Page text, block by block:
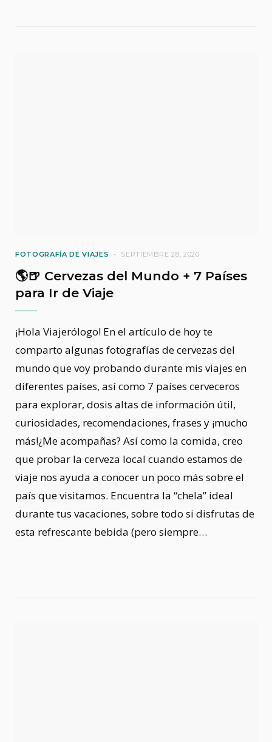
FOTOGRAFÍA DE VIAJES SEPTIEMBRE 28, 2020
🌎🍺 Cervezas del Mundo + 7 Países
para Ir de Viaje
¡Hola Viajerólogo! En el artículo de hoy te
comparto algunas fotografías de cervezas del
mundo que voy probando durante mis viajes en
diferentes países, así como 7 países cerveceros
para explorar, dosis altas de información útil,
curiosidades, recomendaciones, frases y ¡mucho
más!¿Me acompañas? Así como la comida, creo
que probar la cerveza local cuando estamos de
viaje nos ayuda a conocer un poco más sobre el
país que visitamos. Encuentra la “chela” ideal
durante tus vacaciones, sobre todo si disfrutas de
esta refrescante bebida (pero siempre…